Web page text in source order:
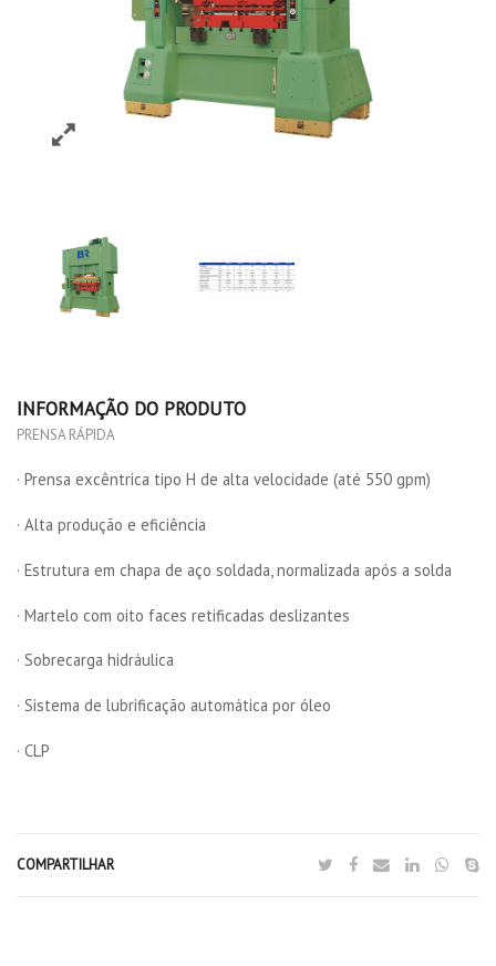
INFORMAÇÃO DO PRODUTO
PRENSA RÁPIDA
· Prensa excêntrica tipo H de alta velocidade (até 550 gpm)
· Alta produção e eficiência
· Estrutura em chapa de aço soldada, normalizada após a solda
· Martelo com oito faces retificadas deslizantes
· Sobrecarga hidráulica
· Sistema de lubrificação automática por óleo
· CLP
COMPARTILHAR